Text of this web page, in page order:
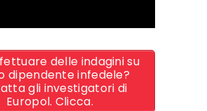
delle indagini su
dipendente infedele?
gli investigatori di
Europol. Clicca.